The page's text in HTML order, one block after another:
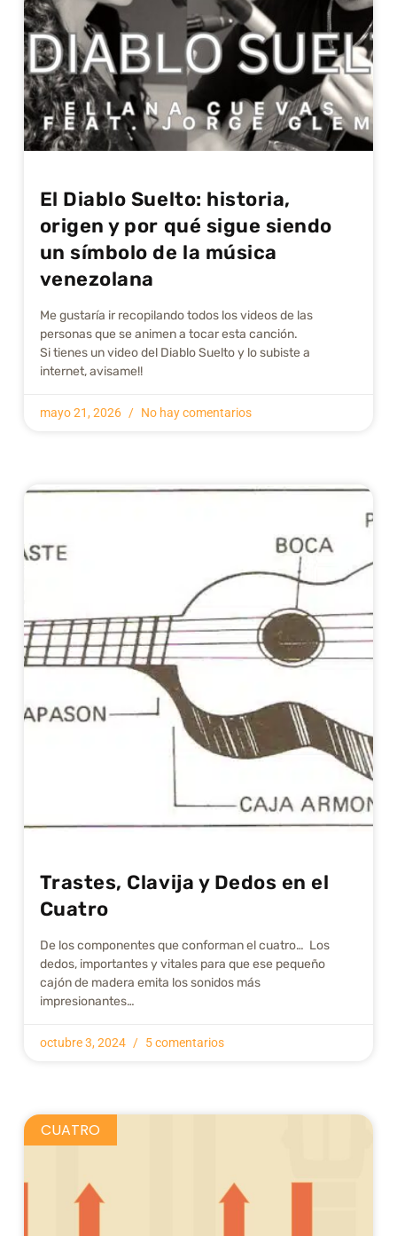
El Diablo Suelto: historia,
origen y por qué sigue siendo
un símbolo de la música
venezolana
Me gustarí­a ir recopilando todos los videos de las
personas que se animen a tocar esta canción.
Si tienes un video del Diablo Suelto y lo subiste a
internet, avisame!!
mayo 21, 2026 No hay comentarios
Trastes, Clavija y Dedos en el
Cuatro
De los componentes que conforman el cuatro… Los
dedos, importantes y vitales para que ese pequeño
cajón de madera emita los sonidos más
impresionantes…
octubre 3, 2024 5 comentarios
CUATRO